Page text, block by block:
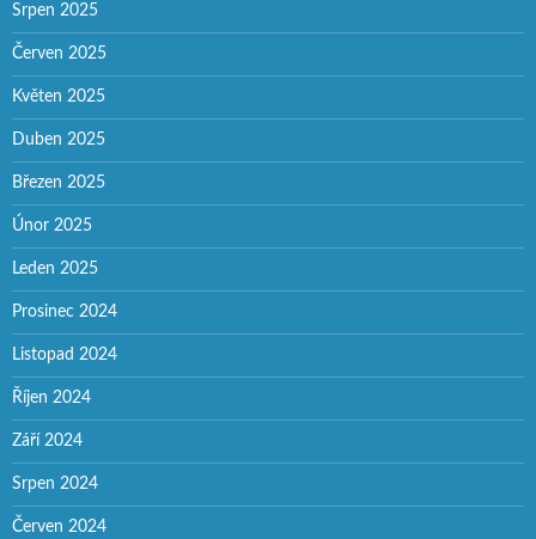
Srpen 2025
Červen 2025
Květen 2025
Duben 2025
Březen 2025
Únor 2025
Leden 2025
Prosinec 2024
Listopad 2024
Říjen 2024
Září 2024
Srpen 2024
Červen 2024